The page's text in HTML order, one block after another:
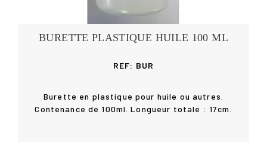
BURETTE PLASTIQUE HUILE 100 ML
REF: BUR
Burette en plastique pour huile ou autres.
Contenance de 100ml. Longueur totale : 17cm.